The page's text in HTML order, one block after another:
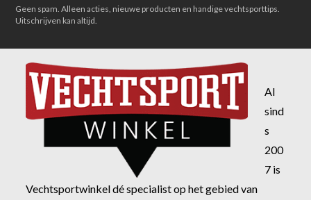
Geen spam. Alleen acties, nieuwe producten en handige vechtsporttips.
Uitschrijven kan altijd.
Al
sind
s
200
7 is
Vechtsportwinkel dé specialist op het gebied van